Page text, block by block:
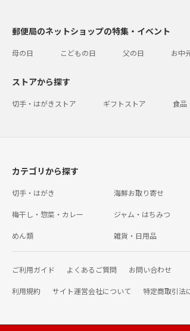
郵便局のネットショップの特集・イベント
母の日 こどもの日 父の日 お中
ストアから探す
切手・はがきストア ギフトストア 食品
カテゴリから探す
切手・はがき 海鮮お取り寄せ
梅干し・惣菜・カレー ジャム・はちみつ
めん類 雑貨・日用品
ご利用ガイド よくあるご質問 お問い合わせ
利用規約 サイト運営会社について 特定商取引法